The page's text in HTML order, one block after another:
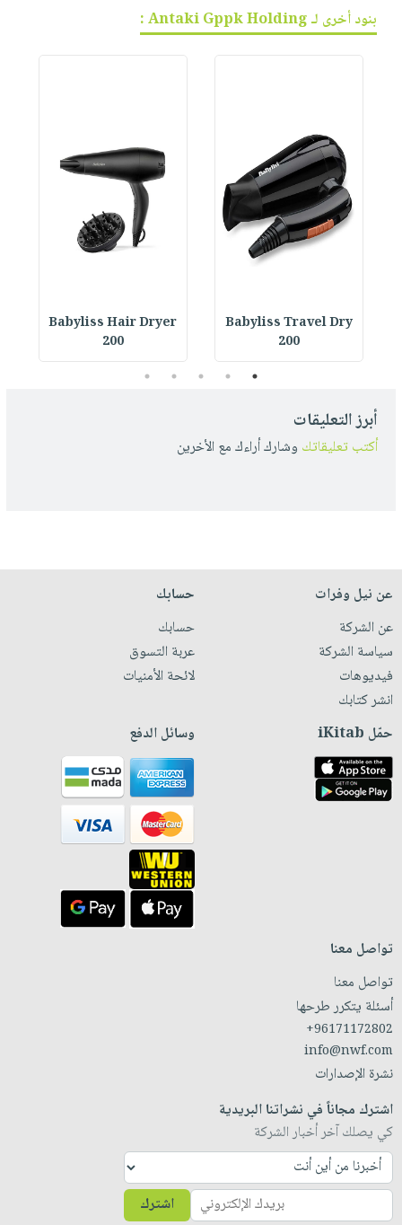
بنود أخرى لـ Antaki Gppk Holding :
Babyliss Travel Dry
200
Babyliss Hair Dryer
200
1
2
3
4
5
أبرز التعليقات
أكتب تعليقاتك وشارك أراءك مع الأخرين
عن نيل وفرات
عن الشركة
سياسة الشركة
فيديوهات
انشر كتابك
حسابك
حسابك
عربة التسوق
لائحة الأمنيات
حمّل iKitab وسائل الدفع
تواصل معنا
تواصل معنا
أسئلة يتكرر طرحها
+96171172802
info@nwf.com
نشرة الإصدارات
اشترك مجاناً في نشراتنا البريدية
كي يصلك آخر أخبار الشركة
اشترك